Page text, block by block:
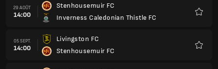
29 AOÛT
14:00
Stenhousemuir FC
Inverness Caledonian Thistle FC
05 SEPT.
14:00
Livingston FC
Stenhousemuir FC